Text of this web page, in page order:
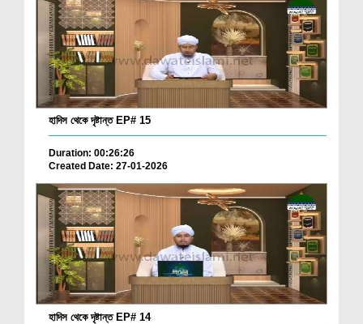
হাদিস থেকে দৃষ্টান্ত EP# 15
Duration: 00:26:26
Created Date: 27-01-2026
হাদিস থেকে দৃষ্টান্ত EP# 14